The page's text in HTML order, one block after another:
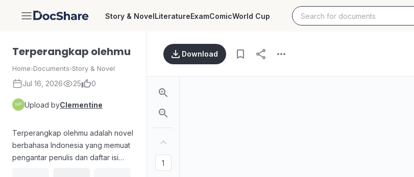
DocShare Story & NovelLiteratureExamComicWorld Cup
Terperangkap olehmu
Home›Documents›Story & Novel
Jul 16, 2026 25 0
Upload byClementine
Terperangkap olehmu adalah novel
berbahasa Indonesia yang memuat
pengantar penulis dan daftar isi
Download